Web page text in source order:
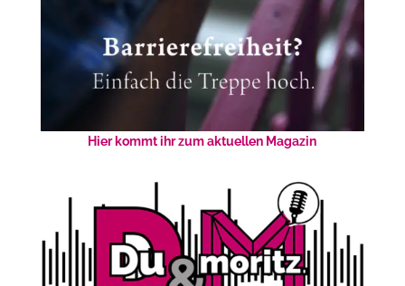
Hier kommt ihr zum aktuellen Magazin